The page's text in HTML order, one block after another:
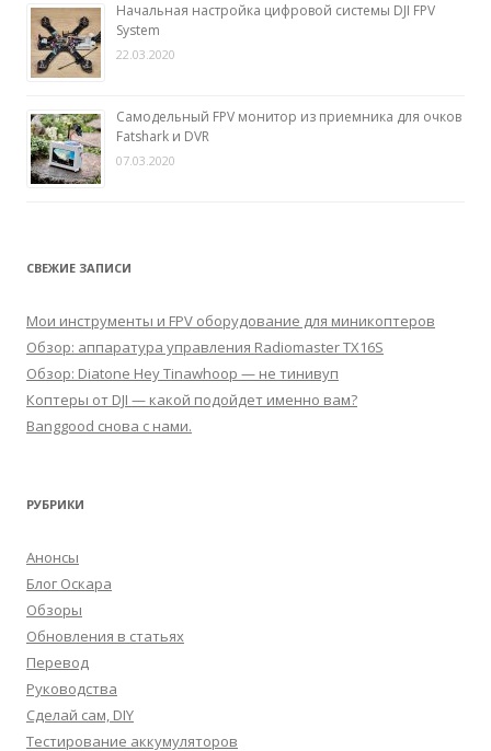
Начальная настройка цифровой системы DJI FPV
System
22.03.2020
Самодельный FPV монитор из приемника для очков
Fatshark и DVR
07.03.2020
СВЕЖИЕ ЗАПИСИ
Мои инструменты и FPV оборудование для миникоптеров
Обзор: аппаратура управления Radiomaster TX16S
Обзор: Diatone Hey Tinawhoop — не тинивуп
Коптеры от DJI — какой подойдет именно вам?
Banggood снова с нами.
РУБРИКИ
Анонсы
Блог Оскара
Обзоры
Обновления в статьях
Перевод
Руководства
Сделай сам, DIY
Тестирование аккумуляторов